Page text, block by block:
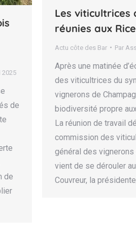
Les viticultrices
réunies aux
Actu côte des Bar Par
Après une matinée
des viticultrices du
vignerons de
biodiversité propre
La réunion de travail
commission des
général des vignerons
vient de se dérouler
Couvreur, la
2025
de
de